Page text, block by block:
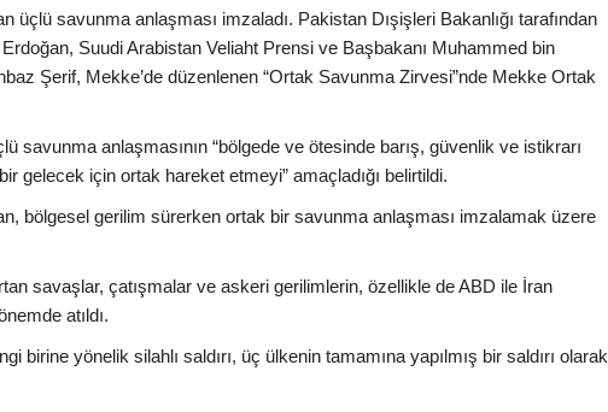
üçlü savunma anlaşması imzaladı. Pakistan Dışişleri Bakanlığı tarafından
Suudi Arabistan Veliaht Prensi ve Başbakanı Muhammed bin
Şerif, Mekke’de düzenlenen “Ortak Savunma Zirvesi”nde Mekke Ortak
savunma anlaşmasının “bölgede ve ötesinde barış, güvenlik ve istikrarı
gelecek için ortak hareket etmeyi” amaçladığı belirtildi.
bölgesel gerilim sürerken ortak bir savunma anlaşması imzalamak üzere
savaşlar, çatışmalar ve askeri gerilimlerin, özellikle de ABD ile İran
atıldı.
birine yönelik silahlı saldırı, üç ülkenin tamamına yapılmış bir saldırı olarak